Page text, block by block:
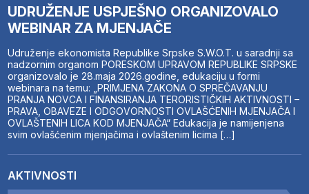
UDRUŽENJE USPJEŠNO ORGANIZOVALO
WEBINAR ZA MJENJAČE
Udruženje ekonomista Republike Srpske S.W.O.T. u saradnji sa
nadzornim organom PORESKOM UPRAVOM REPUBLIKE SRPSKE
organizovalo je 28.maja 2026.godine, edukaciju u formi
webinara na temu: „PRIMJENA ZAKONA O SPREČAVANJU
PRANJA NOVCA I FINANSIRANJA TERORISTIČKIH AKTIVNOSTI –
PRAVA, OBAVEZE I ODGOVORNOSTI OVLAŠĆENIH MJENJAČA I
OVLAŠTENIH LICA KOD MJENJAČA“ Edukacija je namijenjena
svim ovlašćenim mjenjačima i ovlaštenim licima […]
AKTIVNOSTI